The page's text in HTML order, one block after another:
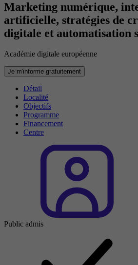
Marketing numérique,
artificielle, stratégies de
digitale et automatisation
Académie digitale européenne
Je m'informe gratuitement
Détail
Localité
Objectifs
Programme
Financement
Centre
Public admis